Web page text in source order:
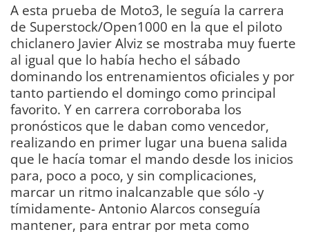
A esta prueba de Moto3, le seguía la carrera
de Superstock/Open1000 en la que el piloto
chiclanero Javier Alviz se mostraba muy fuerte
al igual que lo había hecho el sábado
dominando los entrenamientos oficiales y por
tanto partiendo el domingo como principal
favorito. Y en carrera corroboraba los
pronósticos que le daban como vencedor,
realizando en primer lugar una buena salida
que le hacía tomar el mando desde los inicios
para, poco a poco, y sin complicaciones,
marcar un ritmo inalcanzable que sólo -y
tímidamente- Antonio Alarcos conseguía
mantener, para entrar por meta como